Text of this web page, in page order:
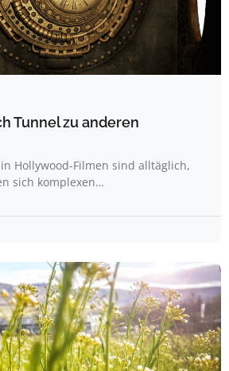
Tunnel zu anderen
in Hollywood-Filmen sind alltäglich,
sich komplexen…